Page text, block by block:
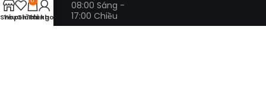
Làm việc:
Thứ Hai -
08:00 Sáng -
17:00 Chiều
Shop
Yêu thích
Giỏ hàng
Tài khoản